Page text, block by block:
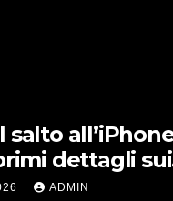
salto
dettagli sui
futuri top di
ADMIN